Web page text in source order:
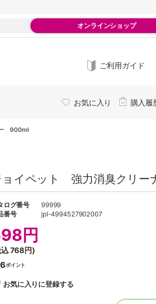
オンラインショップ
ご利用ガイド
お気に入り 購入履
ー 900ml
ョイペット 強力消臭クリ
ログ番号
99999
番号
jpl-4994527902007
円
768円)
6ポイント
お気に入りに登録する